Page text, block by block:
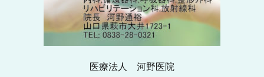
医療法人 河野医院